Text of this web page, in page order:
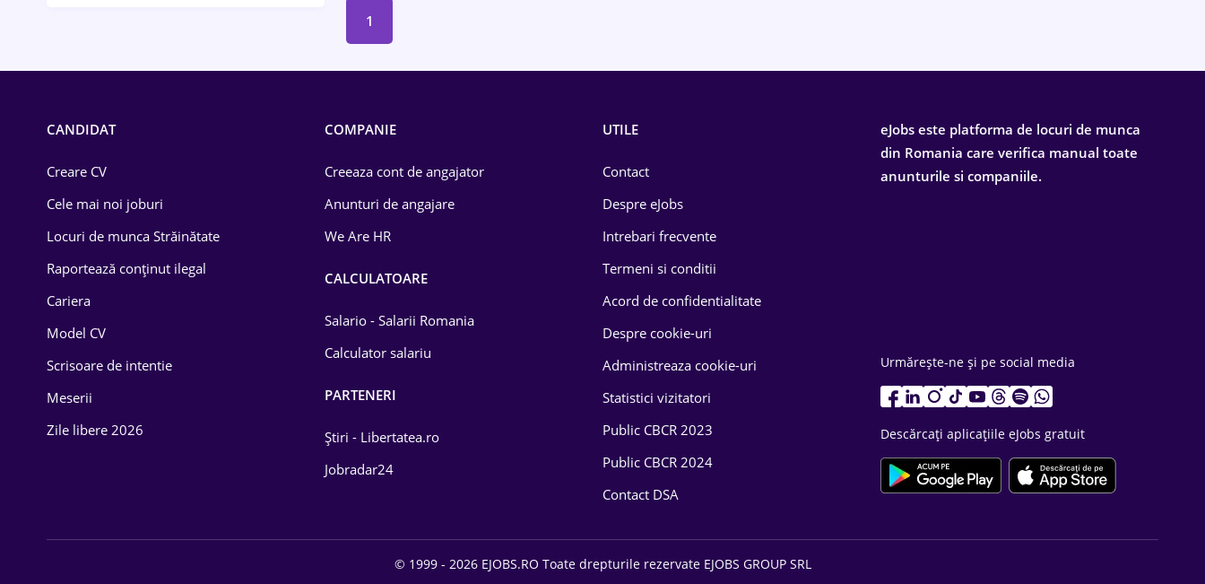
Comerț / Retail
Construcții
Drept
Educație / Training
Energetică
Imobiliară
IT / Telecom
Lemn / PVC
1
CANDIDAT
Creare CV
Cele mai noi joburi
Locuri de munca Străinătate
Raportează conținut ilegal
Cariera
Model CV
Scrisoare de intentie
Meserii
Zile libere 2026
COMPANIE
Creeaza cont de angajator
Anunturi de angajare
We Are HR
CALCULATOARE
Salario - Salarii Romania
Calculator salariu
PARTENERI
Știri - Libertatea.ro
Jobradar24
UTILE
Contact
Despre eJobs
Intrebari frecvente
Termeni si conditii
Acord de confidentialitate
Despre cookie-uri
Administreaza cookie-uri
Statistici vizitatori
Public CBCR 2023
Public CBCR 2024
Contact DSA
eJobs este platforma de locuri de munca
din Romania care verifica manual toate
anunturile si companiile.
Urmărește-ne și pe social media
Descărcați aplicațiile eJobs gratuit
© 1999 - 2026 EJOBS.RO Toate drepturile rezervate EJOBS GROUP SRL